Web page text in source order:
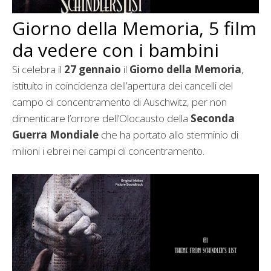
Giorno della Memoria, 5 film
da vedere con i bambini
Si celebra il 27 gennaio il Giorno della Memoria,
istituito in coincidenza dell’apertura dei cancelli del
campo di concentramento di Auschwitz, per non
dimenticare l’orrore dell’Olocausto della Seconda
Guerra Mondiale che ha portato allo sterminio di
milioni i ebrei nei campi di concentramento.